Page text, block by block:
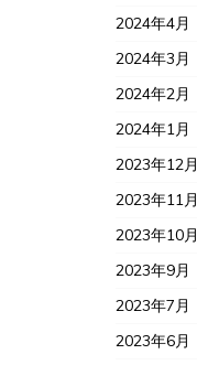
2024年4月
2024年3月
2024年2月
2024年1月
2023年12月
2023年11月
2023年10月
2023年9月
2023年7月
2023年6月